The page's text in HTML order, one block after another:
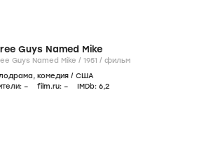
Guys Named Mike
Three Guys Named Mike / 1951 / фильм
, комедия / США
– film.ru: – IMDb: 6,2